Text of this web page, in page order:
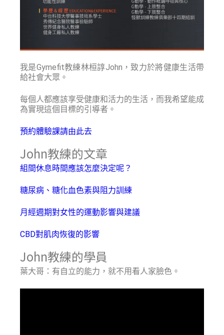
我是Gymefit教練林桓諄John，致力於將健康生活帶
給社會大眾。
每個人都應該享受健康和活力的生活，而我希望能成
為實現這個目標的引導者。
預約體驗課請由此去
John教練的文章
組間休息時間應該怎麼決定呢？
糖尿病、糖化血色素與阻力訓練
月經週期對女性的運動影響與建議
CBD對肌肉恢復的影響
John教練的學員
葉大哥：有自立的能力，就不用看人家臉色。